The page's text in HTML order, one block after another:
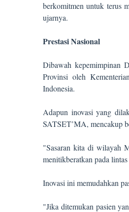
berkomitmen untuk terus
ujarnya.
Prestasi Nasional
Dibawah kepemimpinan
Provinsi oleh
Indonesia.
Adapun inovasi yang
SATSET’MA, mencakup
"Sasaran kita di wilayah
menitikberatkan pada
Inovasi ini memudahkan
"Jika ditemukan pasien